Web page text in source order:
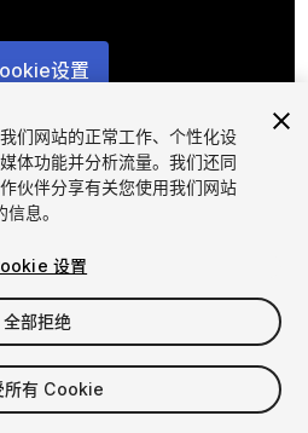
设置
1/32
们网站的正常工作、个性化设
体功能并分析流量。我们还同
伙伴分享有关您使用我们网站
信息。
设置
全部拒绝
所有 Cookie